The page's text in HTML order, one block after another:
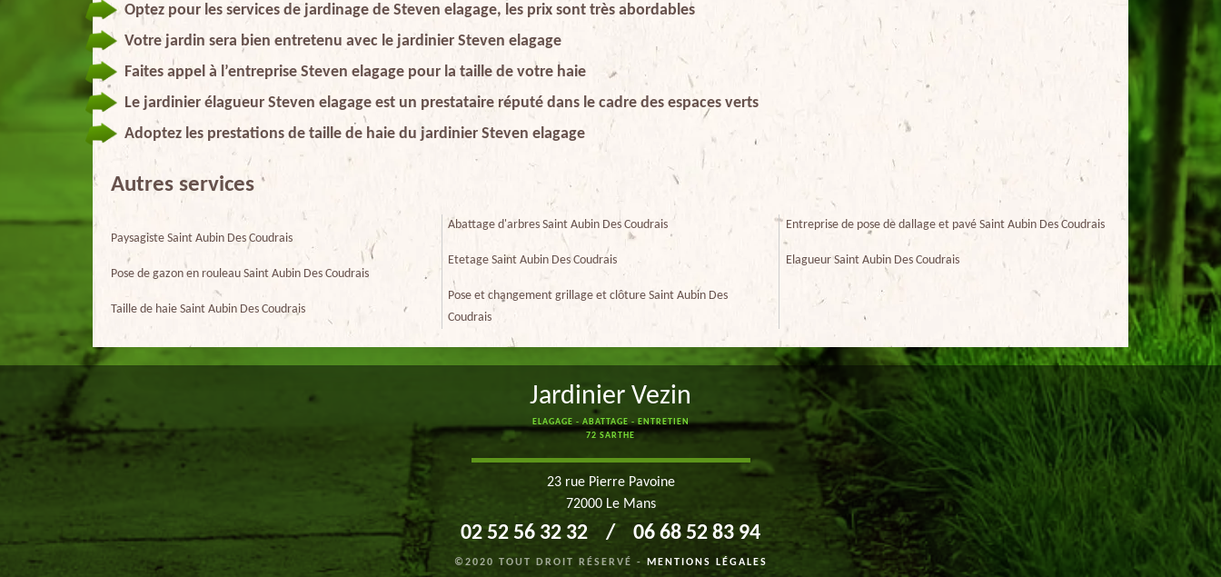
Optez pour les services de jardinage de Steven elagage, les prix sont très abordables
Votre jardin sera bien entretenu avec le jardinier Steven elagage
Faites appel à l’entreprise Steven elagage pour la taille de votre haie
Le jardinier élagueur Steven elagage est un prestataire réputé dans le cadre des espaces verts
Adoptez les prestations de taille de haie du jardinier Steven elagage
Autres services
Paysagiste Saint Aubin Des Coudrais
Pose de gazon en rouleau Saint Aubin Des Coudrais
Taille de haie Saint Aubin Des Coudrais
Abattage d'arbres Saint Aubin Des Coudrais
Etetage Saint Aubin Des Coudrais
Pose et changement grillage et clôture Saint Aubin Des
Coudrais
Entreprise de pose de dallage et pavé Saint Aubin Des Coudrais
Elagueur Saint Aubin Des Coudrais
Jardinier Vezin
ELAGAGE - ABATTAGE - ENTRETIEN
72 SARTHE
23 rue Pierre Pavoine
72000 Le Mans
02 52 56 32 32 / 06 68 52 83 94
©2020 TOUT DROIT RÉSERVÉ - MENTIONS LÉGALES